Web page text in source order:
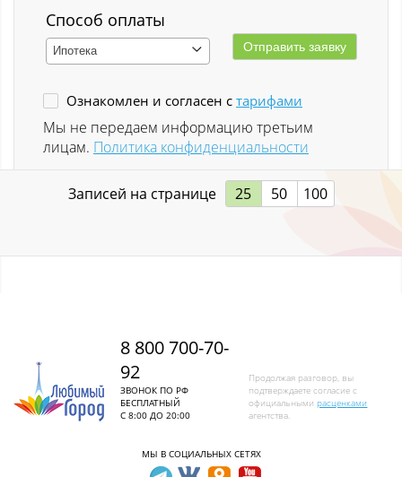
Кузедеево
Кульчаны
Куртуково с
Малиновка (Калт.)
Способ оплаты
Ипотека
Ознакомлен и согласен с тарифами
Мы не передаем информацию третьим
лицам. Политика конфиденциальности
Записей на странице 25 50 100
8 800 700-70-
92
ЗВОНОК ПО РФ
БЕСПЛАТНЫЙ
С 8:00 ДО 20:00
Продолжая разговор, вы
подтверждаете согласие с
официальнымирасценками
агентства.
МЫ В СОЦИАЛЬНЫХ СЕТЯХ